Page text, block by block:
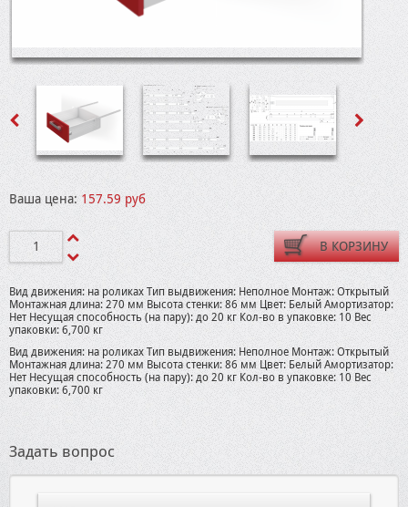
Ваша цена:157.59 руб
В КОРЗИНУ
Вид движения: на роликах Тип выдвижения: Неполное Монтаж: Открытый
Монтажная длина: 270 мм Высота стенки: 86 мм Цвет: Белый Амортизатор:
Нет Несущая способность (на пару): до 20 кг Кол-во в упаковке: 10 Вес
упаковки: 6,700 кг
Вид движения: на роликах Тип выдвижения: Неполное Монтаж: Открытый
Монтажная длина: 270 мм Высота стенки: 86 мм Цвет: Белый Амортизатор:
Нет Несущая способность (на пару): до 20 кг Кол-во в упаковке: 10 Вес
упаковки: 6,700 кг
Задать вопрос